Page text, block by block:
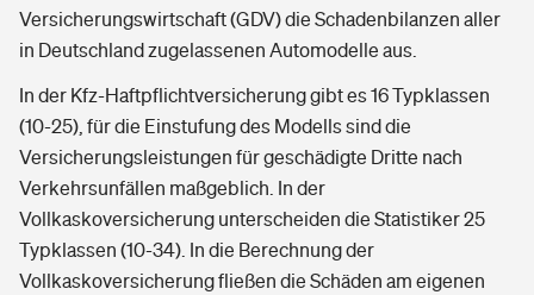
Versicherungswirtschaft (GDV) die Schadenbilanzen aller
in Deutschland zugelassenen Automodelle aus.
In der Kfz-Haftpflichtversicherung gibt es 16 Typklassen
(10-25), für die Einstufung des Modells sind die
Versicherungsleistungen für geschädigte Dritte nach
Verkehrsunfällen maßgeblich. In der
Vollkaskoversicherung unterscheiden die Statistiker 25
Typklassen (10-34). In die Berechnung der
Vollkaskoversicherung fließen die Schäden am eigenen